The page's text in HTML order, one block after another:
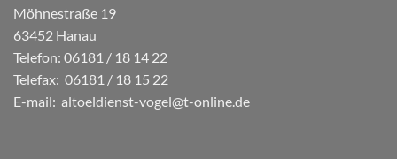
Möhnestraße 19
63452 Hanau
Telefon: 06181 / 18 14 22
Telefax: 06181 / 18 15 22
E-mail: altoeldienst-vogel@t-online.de